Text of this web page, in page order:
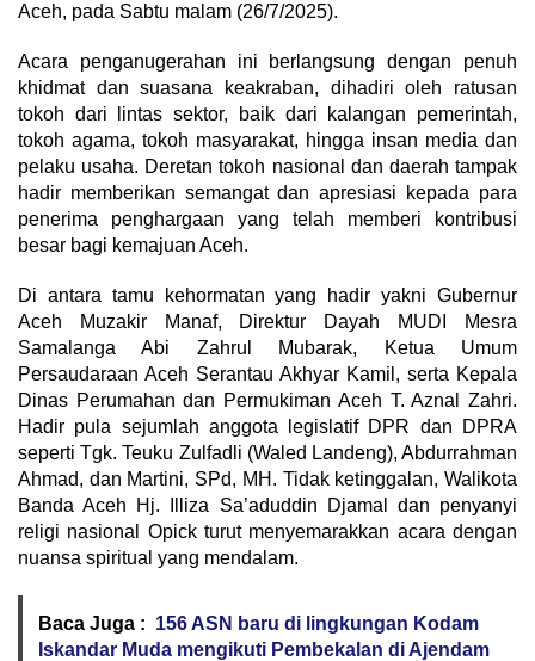
Aceh, pada Sabtu malam (26/7/2025).
Acara penganugerahan ini berlangsung dengan penuh
khidmat dan suasana keakraban, dihadiri oleh ratusan
tokoh dari lintas sektor, baik dari kalangan pemerintah,
tokoh agama, tokoh masyarakat, hingga insan media dan
pelaku usaha. Deretan tokoh nasional dan daerah tampak
hadir memberikan semangat dan apresiasi kepada para
penerima penghargaan yang telah memberi kontribusi
besar bagi kemajuan Aceh.
Di antara tamu kehormatan yang hadir yakni Gubernur
Aceh Muzakir Manaf, Direktur Dayah MUDI Mesra
Samalanga Abi Zahrul Mubarak, Ketua Umum
Persaudaraan Aceh Serantau Akhyar Kamil, serta Kepala
Dinas Perumahan dan Permukiman Aceh T. Aznal Zahri.
Hadir pula sejumlah anggota legislatif DPR dan DPRA
seperti Tgk. Teuku Zulfadli (Waled Landeng), Abdurrahman
Ahmad, dan Martini, SPd, MH. Tidak ketinggalan, Walikota
Banda Aceh Hj. Illiza Sa’aduddin Djamal dan penyanyi
religi nasional Opick turut menyemarakkan acara dengan
nuansa spiritual yang mendalam.
Baca Juga : 156 ASN baru di lingkungan Kodam
Iskandar Muda mengikuti Pembekalan di Ajendam